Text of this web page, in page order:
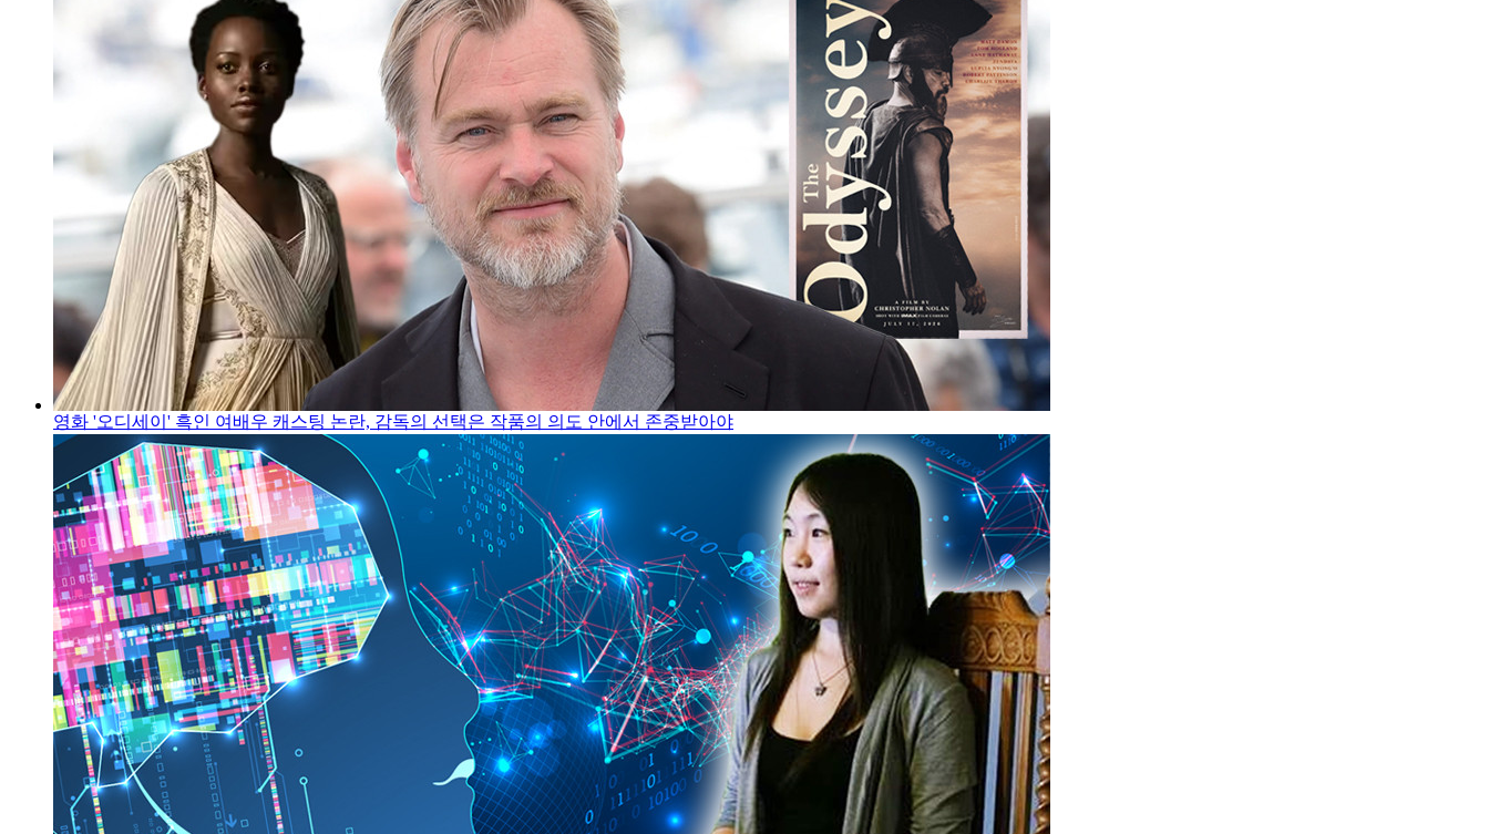
영화 '오디세이' 흑인 여배우 캐스팅 논란, 감독의 선택은 작품의 의도 안에서 존중받아야